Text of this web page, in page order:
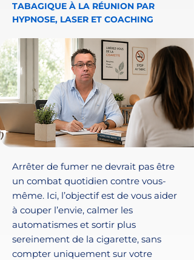
TABAGIQUE À LA RÉUNION PAR
HYPNOSE, LASER ET COACHING
Arrêter de fumer ne devrait pas être
un combat quotidien contre vous-
même. Ici, l’objectif est de vous aider
à couper l’envie, calmer les
automatismes et sortir plus
sereinement de la cigarette, sans
compter uniquement sur votre